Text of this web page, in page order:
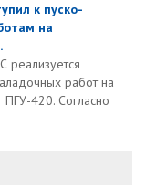
к пуско-
на
реализуется
работ на
420. Согласно